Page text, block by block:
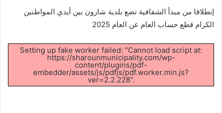
إنطلاقا من مبدأ الشفافية تضع بلدية شارون بين أيدي المواطنين
الكرام قطع حساب العام عن العام 2025
Setting up fake worker failed: "Cannot load script at:
https://sharounmunicipality.com/wp-
content/plugins/pdf-
embedder/assets/js/pdfjs/pdf.worker.min.js?
ver=2.2.228".